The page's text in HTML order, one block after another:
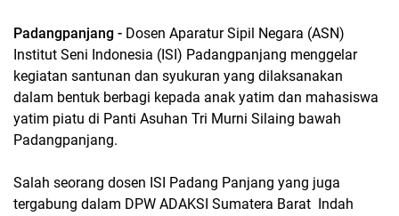
Padangpanjang - Dosen Aparatur Sipil Negara (ASN)
Institut Seni Indonesia (ISI) Padangpanjang menggelar
kegiatan santunan dan syukuran yang dilaksanakan
dalam bentuk berbagi kepada anak yatim dan mahasiswa
yatim piatu di Panti Asuhan Tri Murni Silaing bawah
Padangpanjang.
Salah seorang dosen ISI Padang Panjang yang juga
tergabung dalam DPW ADAKSI Sumatera Barat Indah